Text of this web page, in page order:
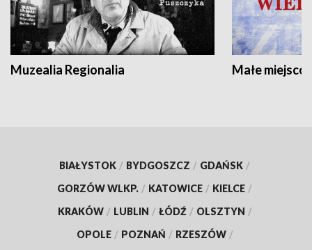
Muzealia Regionalia Małe
BIAŁYSTOK / BYDGOSZCZ / GDAŃSK /
GORZÓW WLKP. / KATOWICE / KIELCE /
KRAKÓW / LUBLIN / ŁÓDŹ / OLSZTYN /
OPOLE / POZNAŃ / RZESZÓW /